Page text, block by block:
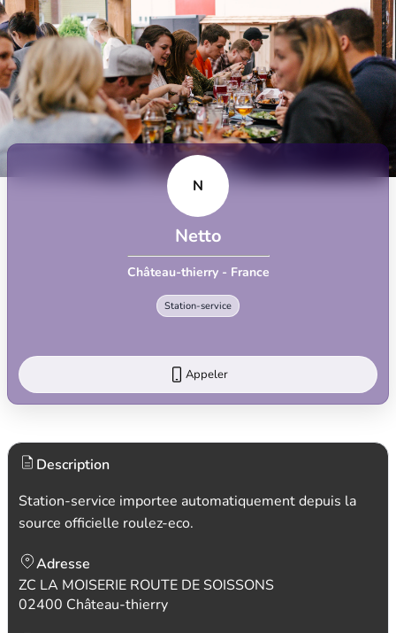
N
Netto
Château-thierry - France
Station-service
Appeler
Description
Station-service importee automatiquement depuis la
source officielle roulez-eco.
Adresse
ZC LA MOISERIE ROUTE DE SOISSONS
02400 Château-thierry